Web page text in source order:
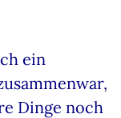
ein
Dinge noch